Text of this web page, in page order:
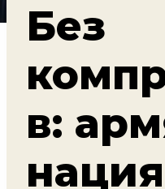
Без
в:
нация